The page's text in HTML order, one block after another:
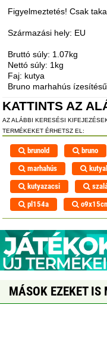
Figyelmeztetés! Csak
Származási hely: EU
Bruttó súly: 1.07kg
Nettó súly: 1kg
Faj: kutya
Bruno marhahús
KATTINTS AZ
AZ ALÁBBI KERESÉSI
TERMÉKEKET ÉRHETSZ EL:
brunold bruno
marhahús
kutyazacsi
pl154a
MÁSOK EZEKET IS